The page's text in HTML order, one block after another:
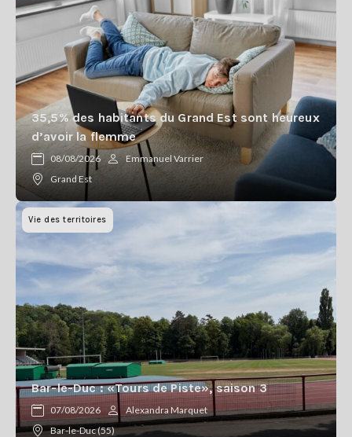
35,5% des habitants du Grand Est sont heureux
d’avoir la flemme
08/08/2026
Emmanuel Varrier
Grand Est
Vie des territoires
Bar-le-Duc : «Tours de Piste», saison 3
07/08/2026
Alexandra Marquet
Bar-le-Duc (55)